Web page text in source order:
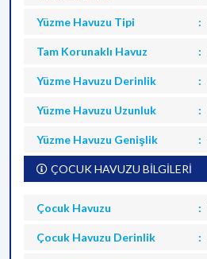
Yüzme Havuzu Tipi
Tam Korunaklı Havuz
Yüzme Havuzu Derinlik
Yüzme Havuzu Uzunluk
Yüzme Havuzu Genişlik
ÇOCUK HAVUZU BİLGİLERİ
Çocuk Havuzu
Çocuk Havuzu Derinlik